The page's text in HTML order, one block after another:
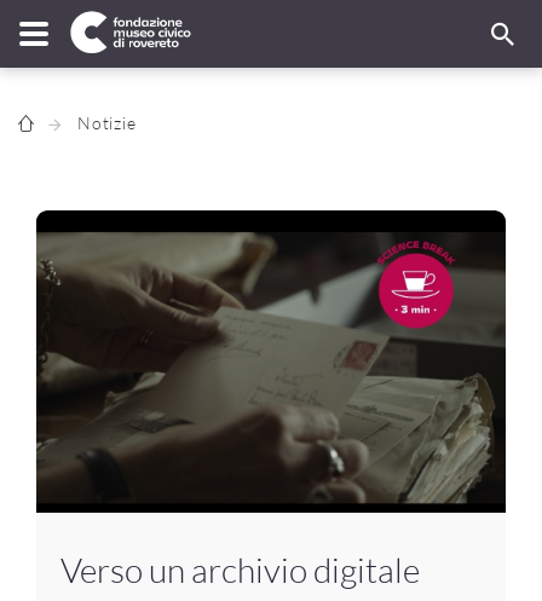
Notizie
Verso un archivio digitale